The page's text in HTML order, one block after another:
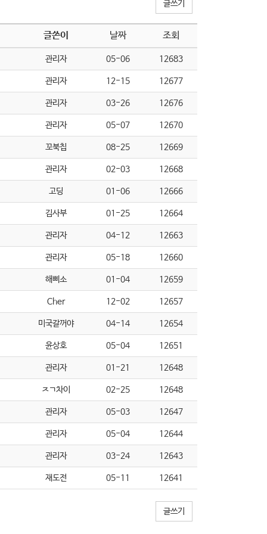
글쓰기
글쓴이 날짜 조회
관리자 05-06 12683
관리자 12-15 12677
관리자 03-26 12676
관리자 05-07 12670
꼬북칩 08-25 12669
관리자 02-03 12668
고딩 01-06 12666
김사부 01-25 12664
관리자 04-12 12663
관리자 05-18 12660
해삐소 01-04 12659
Cher 12-02 12657
미국갈꺼야 04-14 12654
윤상호 05-04 12651
관리자 01-21 12648
ㅈㄱ차이 02-25 12648
관리자 05-03 12647
관리자 05-04 12644
관리자 03-24 12643
재도전 05-11 12641
글쓰기